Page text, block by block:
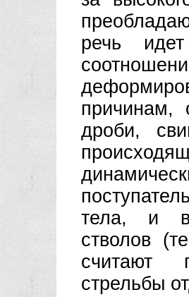
речь
причинам,
дроби,
тела, и
стволов
считают
стрельбы